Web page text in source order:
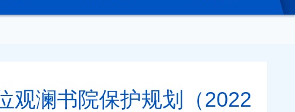
观澜书院保护规划（2022